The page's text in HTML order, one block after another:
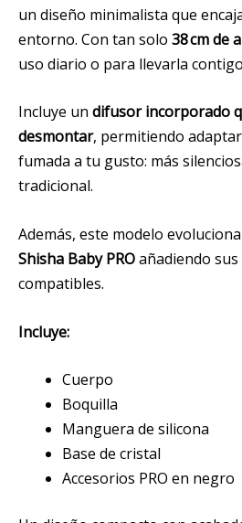
un diseño minimalista que
entorno. Con tan solo 38 cm de
uso diario o para llevarla
Incluye un difusor incorporado
desmontar, permitiendo
fumada a tu gusto: más
tradicional.
Además, este modelo
Shisha Baby PROañadiendo sus
compatibles.
Incluye:
Cuerpo
Boquilla
Manguera de silicona
Base de cristal
Accesorios PRO en negro